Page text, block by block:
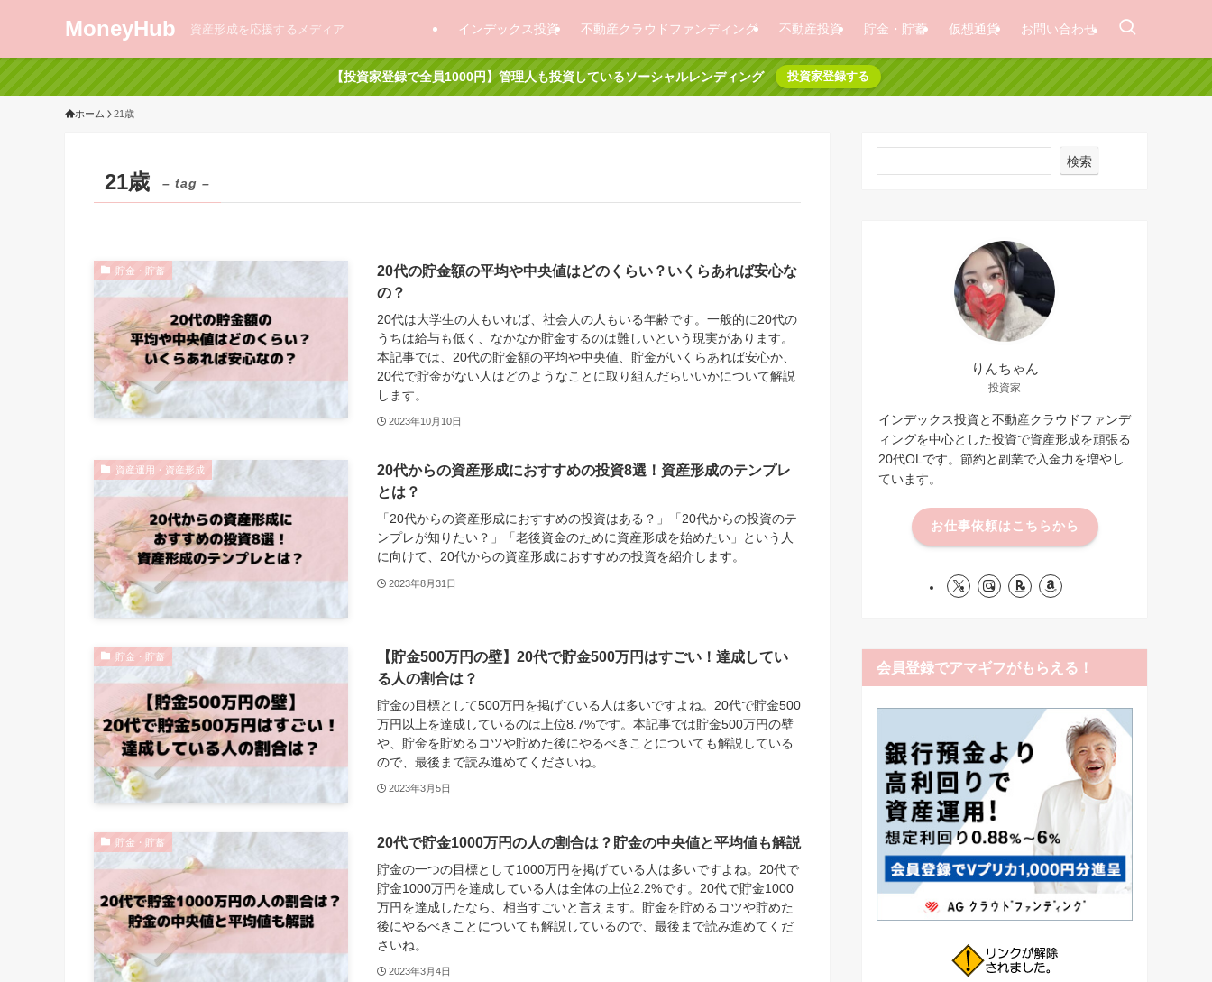
MoneyHub 資産形成を応援するメディア インデックス投資 不動産クラウドファンディング 不動産投資 貯金・貯蓄 仮想通貨 お問い合わせ
【投資家登録で全員1000円】管理人も投資しているソーシャルレンディング 投資家登録する
ホーム 21歳
21歳 – tag –
貯金・貯蓄
20代の貯金額の平均や中央値はどのくらい？いくらあれば安心な
の？
20代は大学生の人もいれば、社会人の人もいる年齢です。一般的に20代の
うちは給与も低く、なかなか貯金するのは難しいという現実があります。
本記事では、20代の貯金額の平均や中央値、貯金がいくらあれば安心か、
20代で貯金がない人はどのようなことに取り組んだらいいかについて解説
します。
2023年10月10日
資産運用・資産形成
20代からの資産形成におすすめの投資8選！資産形成のテンプレ
とは？
「20代からの資産形成におすすめの投資はある？」「20代からの投資のテ
ンプレが知りたい？」「老後資金のために資産形成を始めたい」という人
に向けて、20代からの資産形成におすすめの投資を紹介します。
2023年8月31日
貯金・貯蓄
【貯金500万円の壁】20代で貯金500万円はすごい！達成してい
る人の割合は？
貯金の目標として500万円を掲げている人は多いですよね。20代で貯金500
万円以上を達成しているのは上位8.7%です。本記事では貯金500万円の壁
や、貯金を貯めるコツや貯めた後にやるべきことについても解説している
ので、最後まで読み進めてくださいね。
2023年3月5日
貯金・貯蓄 20代で貯金1000万円の人の割合は？貯金の中央値と平均値も解説
貯金の一つの目標として1000万円を掲げている人は多いですよね。20代で
貯金1000万円を達成している人は全体の上位2.2%です。20代で貯金1000
万円を達成したなら、相当すごいと言えます。貯金を貯めるコツや貯めた
後にやるべきことについても解説しているので、最後まで読み進めてくだ
さいね。
2023年3月4日
検索
りんちゃん
投資家
インデックス投資と不動産クラウドファンデ
ィングを中心とした投資で資産形成を頑張る
20代OLです。節約と副業で入金力を増やし
ています。
お仕事依頼はこちらから
会員登録でアマギフがもらえる！